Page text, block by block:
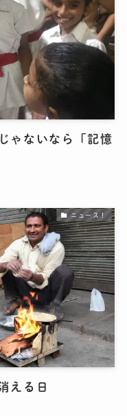
ゃないなら「記憶
ニュース！
える日